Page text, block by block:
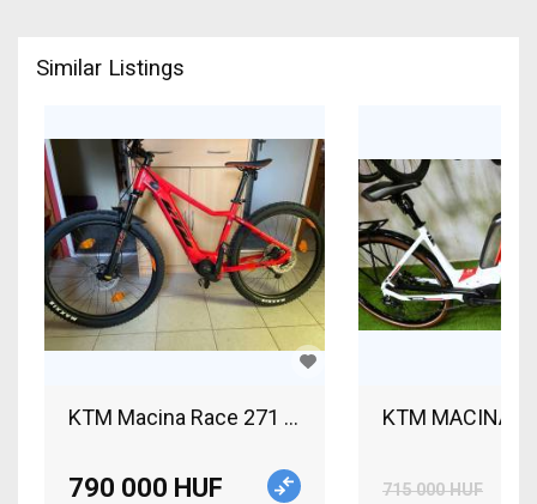
Similar Listings
KTM Macina Race 271 M-es méret Bosch Cx
790 000 HUF 715 000 HUF